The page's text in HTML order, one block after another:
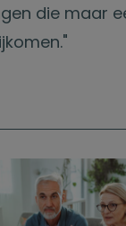
die maar